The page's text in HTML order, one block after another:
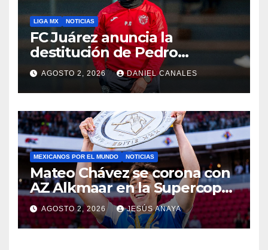
LIGA MX NOTICIAS
FC Juárez anuncia la
destitución de Pedro
Caixinha
AGOSTO 2, 2026 DANIEL CANALES
MEXICANOS POR EL MUNDO NOTICIAS
Mateo Chávez se corona con
AZ Alkmaar en la Supercopa
de Países Bajos
AGOSTO 2, 2026 JESÚS ANAYA